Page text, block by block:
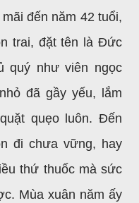
đến năm 42 tuổi,
trai, đặt tên là Đức
quý như viên ngọc
đã gầy yếu, lắm
quẹo luôn. Đến
đi chưa vững, hay
thứ thuốc mà sức
Mùa xuân năm ấy